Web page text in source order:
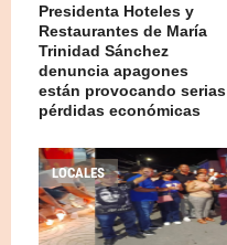
Presidenta Hoteles y
Restaurantes de María
Trinidad Sánchez
denuncia apagones
están provocando serias
pérdidas económicas
LOCALES